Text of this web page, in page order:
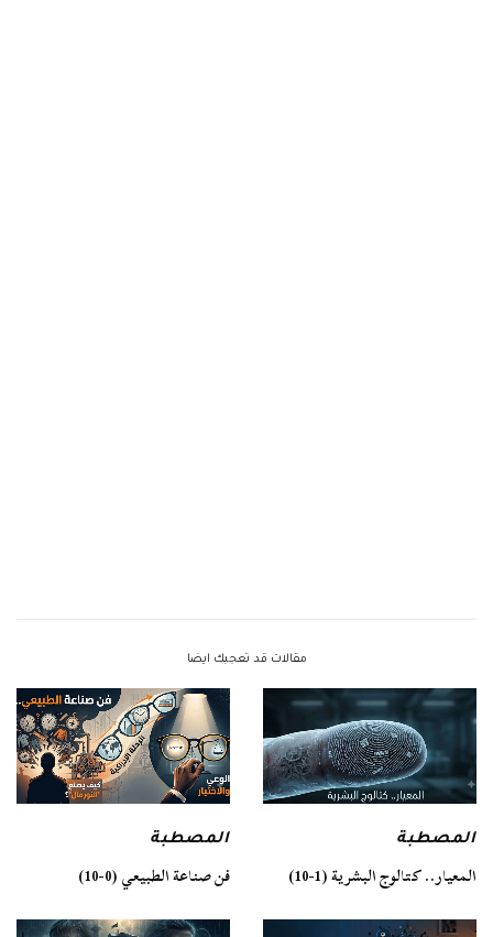
مقالات قد تعجبك ايضا
المصطبة
المعيار.. كتالوج البشرية (1-10)
المصطبة
فن صناعة الطبيعي (0-10)